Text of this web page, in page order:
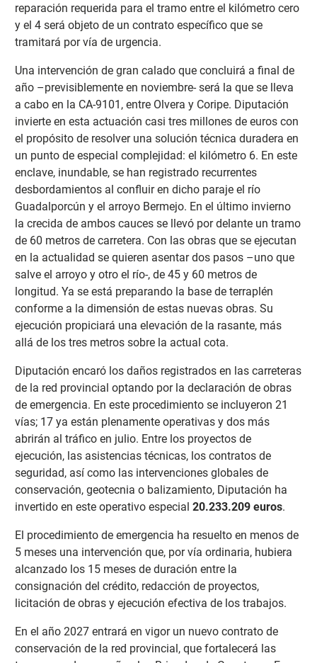
reparación requerida para el tramo entre el kilómetro cero
y el 4 será objeto de un contrato específico que se
tramitará por vía de urgencia.
Una intervención de gran calado que concluirá a final de
año –previsiblemente en noviembre- será la que se lleva
a cabo en la CA-9101, entre Olvera y Coripe. Diputación
invierte en esta actuación casi tres millones de euros con
el propósito de resolver una solución técnica duradera en
un punto de especial complejidad: el kilómetro 6. En este
enclave, inundable, se han registrado recurrentes
desbordamientos al confluir en dicho paraje el río
Guadalporcún y el arroyo Bermejo. En el último invierno
la crecida de ambos cauces se llevó por delante un tramo
de 60 metros de carretera. Con las obras que se ejecutan
en la actualidad se quieren asentar dos pasos –uno que
salve el arroyo y otro el río-, de 45 y 60 metros de
longitud. Ya se está preparando la base de terraplén
conforme a la dimensión de estas nuevas obras. Su
ejecución propiciará una elevación de la rasante, más
allá de los tres metros sobre la actual cota.
Diputación encaró los daños registrados en las carreteras
de la red provincial optando por la declaración de obras
de emergencia. En este procedimiento se incluyeron 21
vías; 17 ya están plenamente operativas y dos más
abrirán al tráfico en julio. Entre los proyectos de
ejecución, las asistencias técnicas, los contratos de
seguridad, así como las intervenciones globales de
conservación, geotecnia o balizamiento, Diputación ha
invertido en este operativo especial 20.233.209 euros.
El procedimiento de emergencia ha resuelto en menos de
5 meses una intervención que, por vía ordinaria, hubiera
alcanzado los 15 meses de duración entre la
consignación del crédito, redacción de proyectos,
licitación de obras y ejecución efectiva de los trabajos.
En el año 2027 entrará en vigor un nuevo contrato de
conservación de la red provincial, que fortalecerá las